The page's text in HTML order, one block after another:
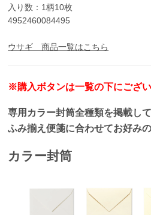
入り数：1柄10枚
4952460084495
ウサギ 商品一覧はこちら
※購入ボタンは一覧の下にござ
専用カラー封筒全種類を掲載して
ふみ揃え便箋に合わせてお好み
カラー封筒